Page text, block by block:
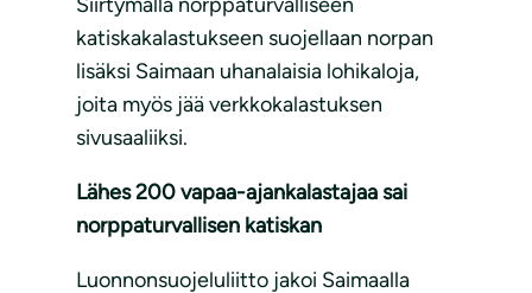
katiskakalastukseen suojellaan norpan
lisäksi Saimaan uhanalaisia lohikaloja,
joita myös jää verkkokalastuksen
sivusaaliiksi.
Lähes 200 vapaa-ajankalastajaa sai
norppaturvallisen katiskan
Luonnonsuojeluliitto jakoi Saimaalla